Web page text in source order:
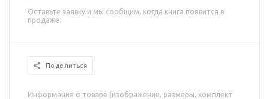
Оставьте заявку и мы сообщим, когда книга появится в
продаже.
Поделиться
Информация о товаре (изображение, размеры, комплект